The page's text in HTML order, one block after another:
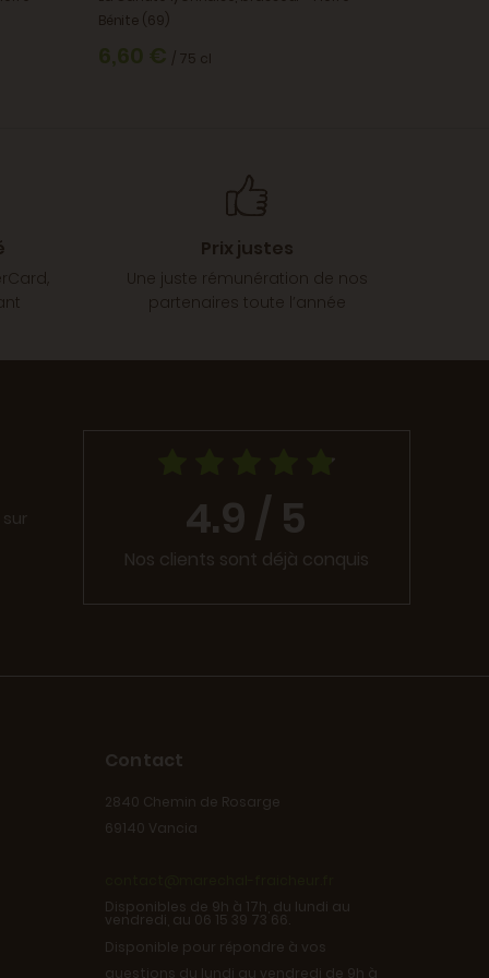
Bénite (69)
6,60 € / 75 cl
Prix justes
Une juste rémunération de nos
partenaires toute l’année
4.9 / 5
Nos clients sont déjà conquis
Contact
2840 Chemin de Rosarge
69140 Vancia
Disponibles de 9h à 17h, du lundi au
vendredi, au 06 15 39 73 66.
Disponible pour répondre à vos
questions du lundi au vendredi de 9h à